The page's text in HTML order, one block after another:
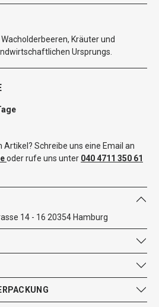
Kräuter und
Ursprungs.
Artikel? Schreibe uns eine Email an
oder rufe uns unter 040 4711 350 61
14 - 16 20354 Hamburg